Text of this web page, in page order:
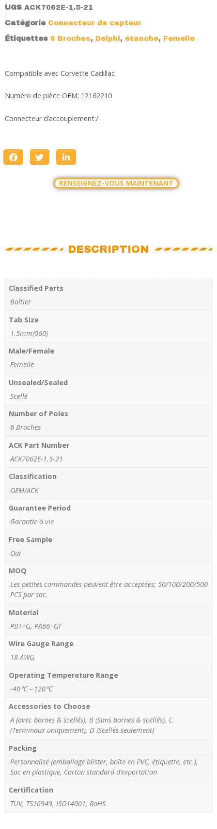
UGS ACK7062E-1.5-21
Catégorie Connecteur de capteur
Étiquettes 6 Broches, Delphi, étanche, Femelle
Compatible avec Corvette Cadillac
Numéro de pièce OEM: 12162210
Connecteur d’accouplement:/
RENSEIGNEZ-VOUS MAINTENANT
DESCRIPTION
Classified Parts
Boîtier
Tab Size
1.5mm(060)
Male/Female
Femelle
Unsealed/Sealed
Scellé
Number of Poles
6 Broches
ACK Part Number
ACK7062E-1.5-21
Classification
OEM/ACK
Guarantee Period
Garantie à vie
Free Sample
Oui
MOQ
Les petites commandes peuvent être acceptées; 50/100/200/500
PCS par sac.
Material
PBT+G, PA66+GF
Wire Gauge Range
18 AWG
Operating Temperature Range
-40℃～120℃
Accessories to Choose
A (avec bornes & scellés), B (Sans bornes & scellés), C
(Terminaux uniquement), D (Scellés seulement)
Packing
Personnalisé (emballage blister, boîte en PVC, étiquette, etc.),
Sac en plastique, Carton standard d’exportation
Certification
TUV, TS16949, ISO14001, RoHS